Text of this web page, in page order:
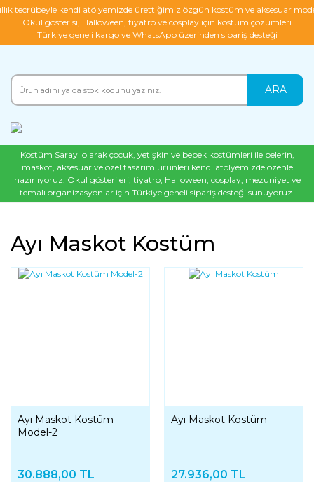
tecrübeyle kendi atölyemizde ürettiğimiz özgün kostüm ve aksesuar
Okul gösterisi, Halloween, tiyatro ve cosplay için kostüm çözümleri
Türkiye geneli kargo ve WhatsApp üzerinden sipariş desteği
ARA
Kostüm Sarayı olarak çocuk, yetişkin ve bebek kostümleri ile pelerin,
maskot, aksesuar ve özel tasarım ürünleri kendi atölyemizde özenle
hazırlıyoruz. Okul gösterileri, tiyatro, Halloween, cosplay, mezuniyet ve
temalı organizasyonlar için Türkiye geneli sipariş desteği sunuyoruz.
Ayı Maskot Kostüm
Ayı Maskot Kostüm
Model-2
30.888,00 TL
Ayı Maskot Kostüm
27.936,00 TL